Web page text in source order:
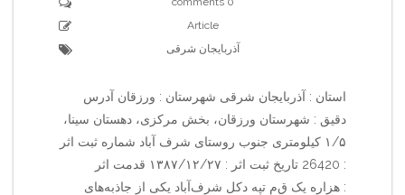
Article
آذربایجان شرقی
استان : آذربایجان شرقی شهرستان : ورزقان آدرس
دقیق : شهرستان ورزقان، بخش مرکزی، دهستان سینا،
۱/۵ کیلومتری جنوب روستای شرف آباد شماره ثبت اثر
: 26420 تاریخ ثبت اثر : ۱۳۸۷/۱۲/۲۷ قدمت اثر
: هزاره یک ق‌م‌ تپه دکل شرف‌آباد یکی از جاذبه‌های